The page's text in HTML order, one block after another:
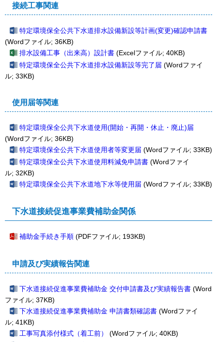
接続工事関連
特定環境保全公共下水道排水設備新設等計画(変更)確認申請書
(Wordファイル; 36KB)
排水設備工事（出来高）設計書 (Excelファイル; 40KB)
特定環境保全公共下水道排水設備新設等完了届 (Wordファイ
ル; 33KB)
使用届等関連
特定環境保全公共下水道使用(開始・再開・休止・廃止)届
(Wordファイル; 36KB)
特定環境保全公共下水道使用者等変更届 (Wordファイル; 33KB)
特定環境保全公共下水道使用料減免申請書 (Wordファイ
ル; 32KB)
特定環境保全公共下水道地下水等使用届 (Wordファイル; 33KB)
下水道接続促進事業費補助金関係
補助金手続き手順 (PDFファイル; 193KB)
申請及び実績報告関連
下水道接続促進事業費補助金 交付申請書及び実績報告書 (Word
ファイル; 37KB)
下水道接続促進事業費補助金 申請書類確認書 (Wordファイ
ル; 41KB)
工事写真添付様式（着工前）
(Wordファイル; 40KB)